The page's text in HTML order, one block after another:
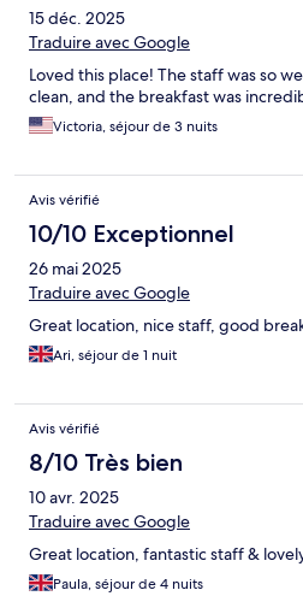
15 déc. 2025
Traduire avec Google
Loved this place! The staff was so
clean, and the breakfast was
Victoria, séjour de 3 nuits
Avis vérifié
10/10 Exceptionnel
26 mai 2025
Traduire avec Google
Great location, nice staff, good
Ari, séjour de 1 nuit
Avis vérifié
8/10 Très bien
10 avr. 2025
Traduire avec Google
Great location, fantastic staff &
Paula, séjour de 4 nuits